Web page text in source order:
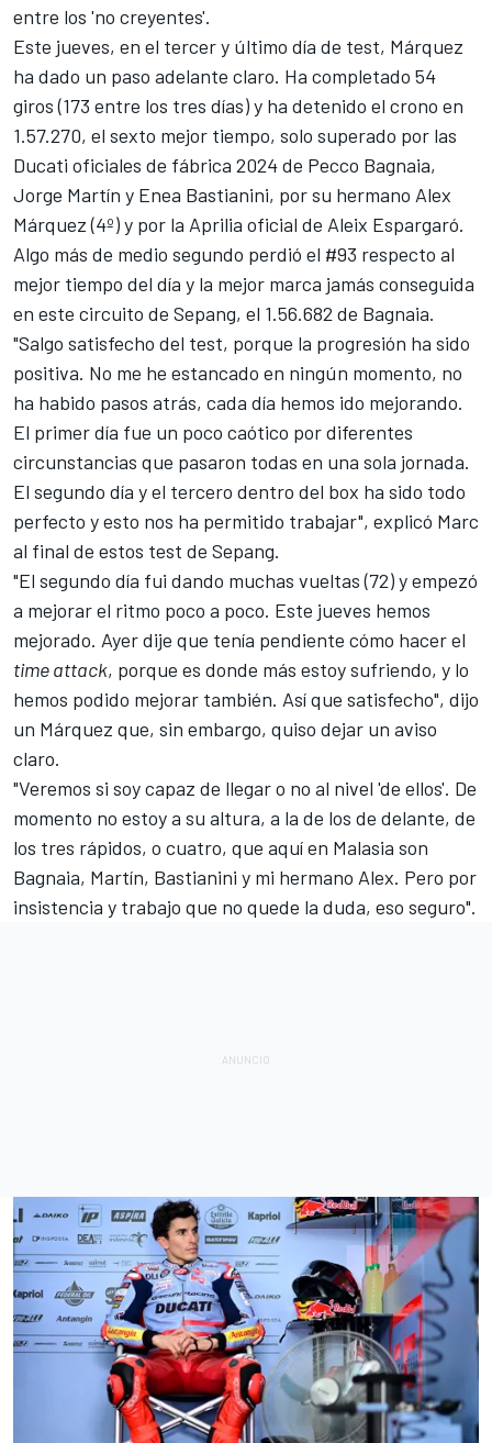
entre los 'no creyentes'.
Este jueves, en el tercer y último día de test, Márquez
ha dado un paso adelante claro. Ha completado 54
giros (173 entre los tres días) y ha detenido el crono en
1.57.270, el sexto mejor tiempo, solo superado por las
Ducati oficiales de fábrica 2024 de Pecco Bagnaia,
Jorge Martín y Enea Bastianini, por su hermano Alex
Márquez(4º) y por la Aprilia oficial de Aleix Espargaró.
Algo más de medio segundo perdió el #93 respecto al
mejor tiempo del día y la mejor marca jamás conseguida
en este circuito de Sepang, el 1.56.682 de Bagnaia.
"Salgo satisfecho del test, porque la progresión ha sido
positiva. No me he estancado en ningún momento, no
ha habido pasos atrás, cada día hemos ido mejorando.
El primer día fue un poco caótico por diferentes
circunstancias que pasaron todas en una sola jornada.
El segundo día y el tercero dentro del box ha sido todo
perfecto y esto nos ha permitido trabajar", explicó Marc
al final de estos test de Sepang.
"El segundo día fui dando muchas vueltas (72) y empezó
a mejorar el ritmo poco a poco. Este jueves hemos
mejorado. Ayer dije que tenía pendiente cómo hacer el
time attack, porque es donde más estoy sufriendo, y lo
hemos podido mejorar también. Así que satisfecho", dijo
un Márquez que, sin embargo, quiso dejar un aviso
claro.
"Veremos si soy capaz de llegar o no al nivel 'de ellos'. De
momento no estoy a su altura, a la de los de delante, de
los tres rápidos, o cuatro, que aquí en Malasia son
Bagnaia, Martín, Bastianini y mi hermano Alex. Pero por
insistencia y trabajo que no quede la duda, eso seguro".